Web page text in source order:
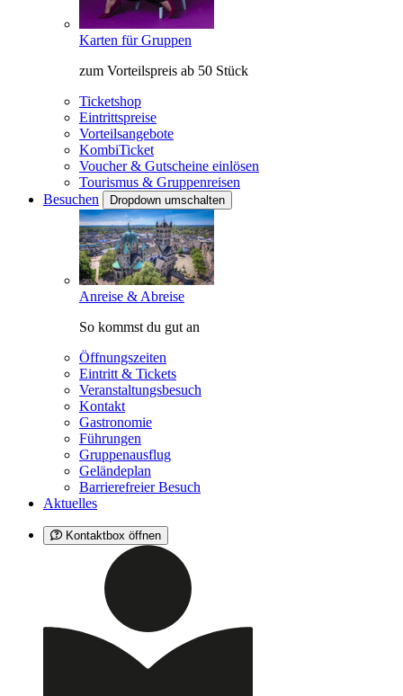
Karten für Gruppen
zum Vorteilspreis ab 50 Stück
Ticketshop
Eintrittspreise
Vorteilsangebote
KombiTicket
Voucher & Gutscheine einlösen
Tourismus & Gruppenreisen
Besuchen
Dropdown umschalten
Anreise & Abreise
So kommst du gut an
Öffnungszeiten
Eintritt & Tickets
Veranstaltungsbesuch
Kontakt
Gastronomie
Führungen
Gruppenausflug
Geländeplan
Barrierefreier Besuch
Aktuelles
Kontaktbox öffnen